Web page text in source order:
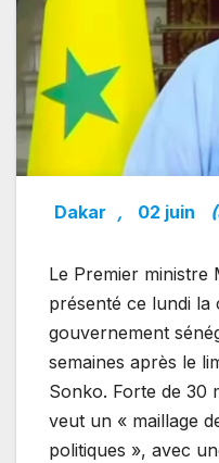
Dakar , 02 juin
Le Premier ministre
présenté ce lundi
gouvernement
semaines après le
Sonko. Forte de 30
veut un « maillage
politiques », avec